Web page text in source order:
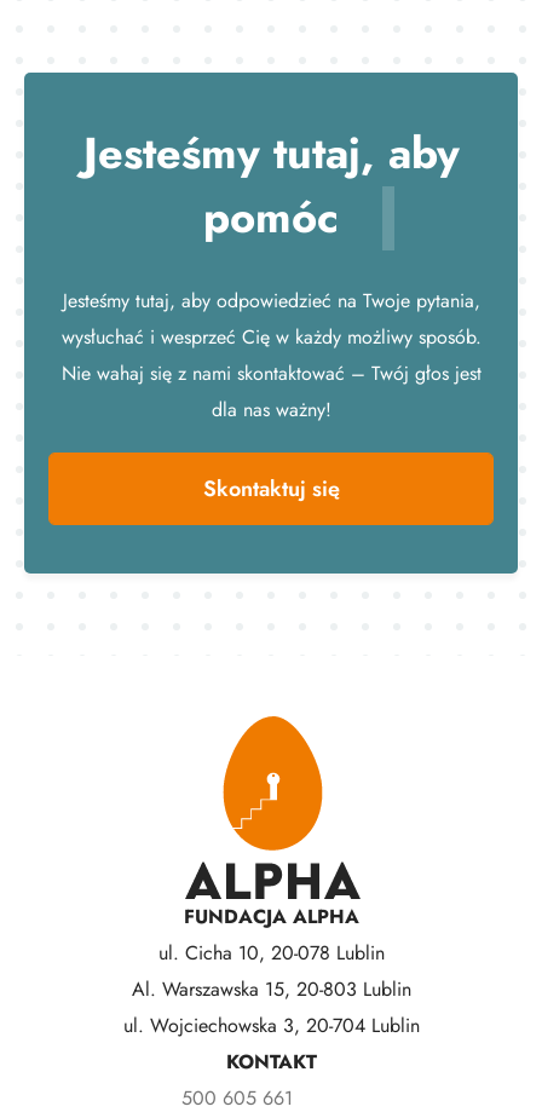
Jesteśmy tutaj, aby
pomóc
Jesteśmy tutaj, aby odpowiedzieć na Twoje pytania,
wysłuchać i wesprzeć Cię w każdy możliwy sposób.
Nie wahaj się z nami skontaktować – Twój głos jest
dla nas ważny!
Skontaktuj się
FUNDACJA ALPHA
ul. Cicha 10, 20-078 Lublin
Al. Warszawska 15, 20-803 Lublin
ul. Wojciechowska 3, 20-704 Lublin
KONTAKT
500 605 661